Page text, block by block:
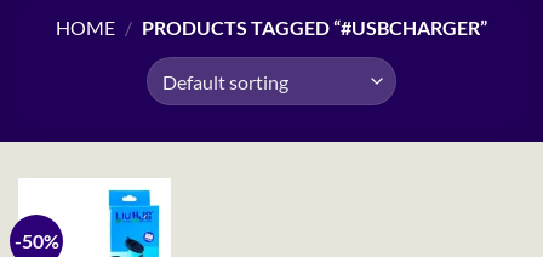
HOME / PRODUCTS TAGGED “#USBCHARGER”
-50%